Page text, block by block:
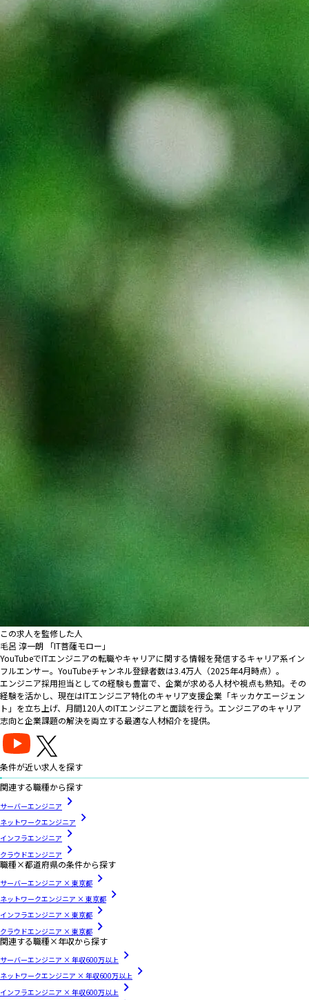
この求人を監修した人
毛呂 淳一朗 「IT菩薩モロー」
YouTubeでITエンジニアの転職やキャリアに関する情報を発信するキャリア系イン
フルエンサー。YouTubeチャンネル登録者数は3.4万人（2025年4月時点）。
エンジニア採用担当としての経験も豊富で、企業が求める人材や視点も熟知。その
経験を活かし、現在はITエンジニア特化のキャリア支援企業「キッカケエージェン
ト」を立ち上げ、月間120人のITエンジニアと面談を行う。エンジニアのキャリア
志向と企業課題の解決を両立する最適な人材紹介を提供。
条件が近い求人を探す
関連する職種から探す
サーバーエンジニア
ネットワークエンジニア
インフラエンジニア
クラウドエンジニア
職種×都道府県の条件から探す
サーバーエンジニア × 東京都
ネットワークエンジニア × 東京都
インフラエンジニア × 東京都
クラウドエンジニア × 東京都
関連する職種×年収から探す
サーバーエンジニア × 年収600万以上
ネットワークエンジニア × 年収600万以上
インフラエンジニア × 年収600万以上